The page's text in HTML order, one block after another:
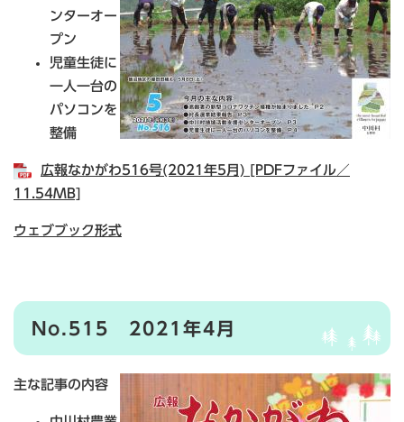
ンターオー
プン
児童生徒に
一人一台の
パソコンを
整備
広報なかがわ516号(2021年5月) [PDFファイル／
11.54MB]
ウェブブック形式
No.515 2021年4月
主な記事の内容